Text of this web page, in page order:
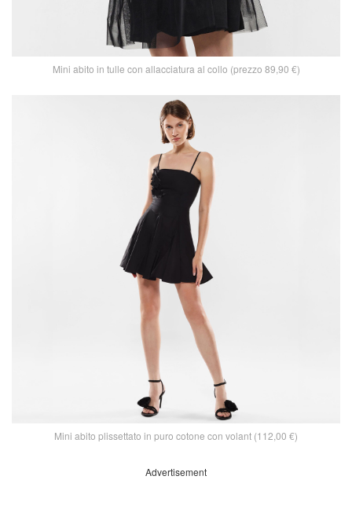
Mini abito in tulle con allacciatura al collo (prezzo 89,90 €)
Mini abito plissettato in puro cotone con volant (112,00 €)
Advertisement